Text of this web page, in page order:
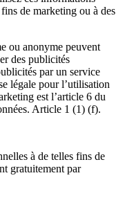
de marketing ou à des
ou anonyme peuvent
des publicités
par un service
légale pour l’utilisation
est l’article 6 du
Article 1 (1) (f).
à de telles fins de
gratuitement par